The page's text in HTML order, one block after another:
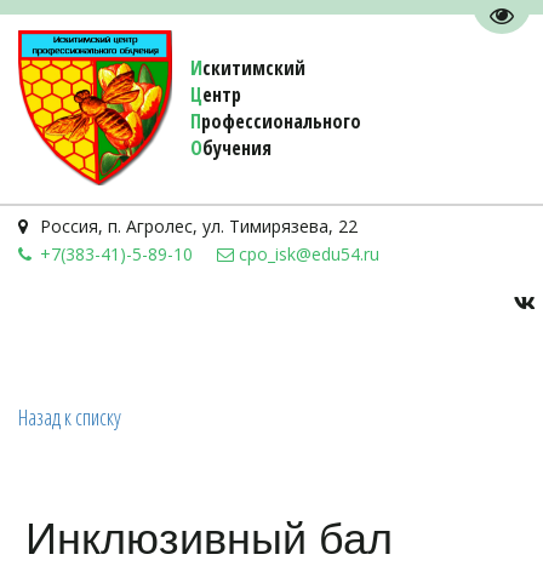
Искитимский
Центр
Профессионального
Обучения
Россия, п. Агролес, ул. Тимирязева, 22
+7(383-41)-5-89-10
cpo_isk@edu54.ru
Назад к списку
Инклюзивный бал